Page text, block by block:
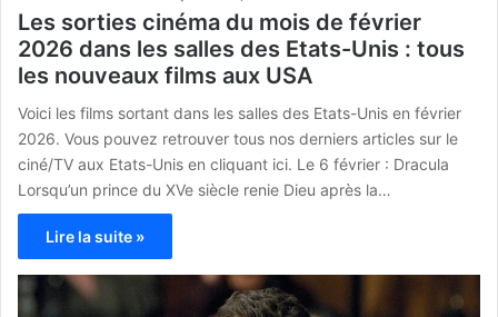
Les sorties cinéma du mois de février
2026 dans les salles des Etats-Unis : tous
les nouveaux films aux USA
Voici les films sortant dans les salles des Etats-Unis en février
2026. Vous pouvez retrouver tous nos derniers articles sur le
ciné/TV aux Etats-Unis en cliquant ici. Le 6 février : Dracula
Lorsqu’un prince du XVe siècle renie Dieu après la…
Lire la suite »